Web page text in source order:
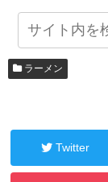
ラーメン
Twitter